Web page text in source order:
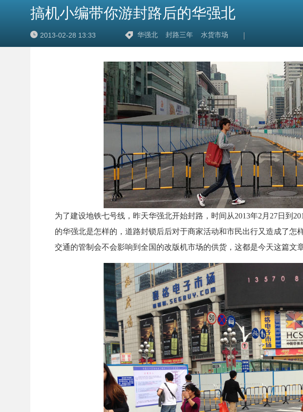
搞机小编带你游封路后的华强北
2013-02-28 13:33 华强北 封路三年 水货市场
为了建设地铁七号线，昨天华强北开始封路，时间从2013年2月27日到
的华强北是怎样的，道路封锁后后对于商家活动和市民出行又造成了
交通的管制会不会影响到全国的改版机市场的供货，这都是今天这篇文